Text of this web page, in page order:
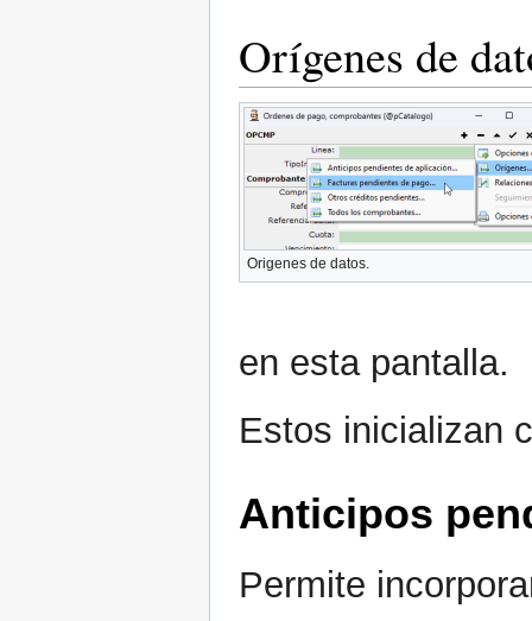
Orígenes de
Origenes de datos.
en esta pantalla.
Estos inicializan
Anticipos
Permite